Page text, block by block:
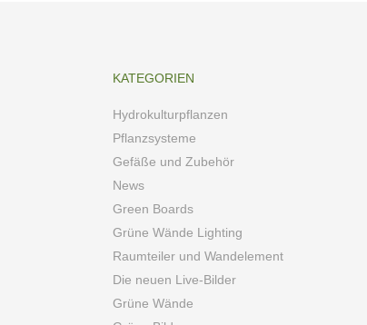
KATEGORIEN
Hydrokulturpflanzen
Pflanzsysteme
Gefäße und Zubehör
News
Green Boards
Grüne Wände Lighting
Raumteiler und Wandelement
Die neuen Live-Bilder
Grüne Wände